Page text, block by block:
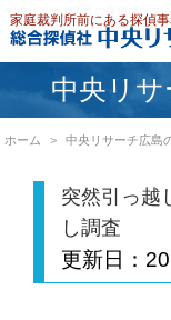
中央リ
ホーム 中央リサーチ広島
突然引っ
し調査
更新日：